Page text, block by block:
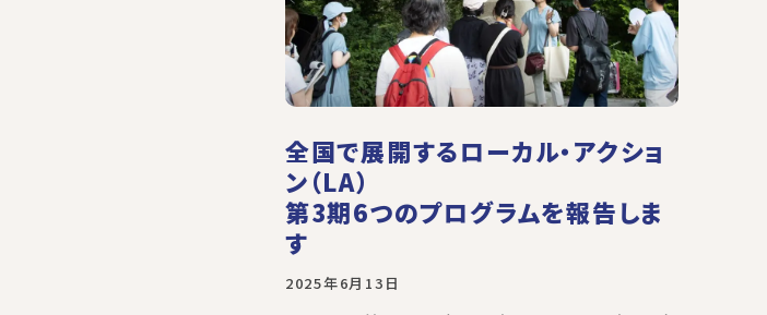
全国で展開するローカル・アクショ
ン（LA）
第3期6つのプログラムを報告しま
す
2025年6月13日